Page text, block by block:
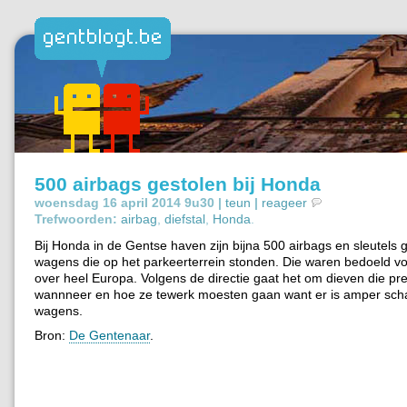
500 airbags gestolen bij Honda
woensdag 16 april 2014 9u30 | teun | reageer
Trefwoorden: airbag diefstal Honda
Bij Honda in de Gentse haven zijn bijna 500 airbags en sleutels
wagens die op het parkeerterrein stonden. Die waren bedoeld
over heel Europa. Volgens de directie gaat het om dieven die
wannneer en hoe ze tewerk moesten gaan want er is amper
wagens.
Bron: De Gentenaar.